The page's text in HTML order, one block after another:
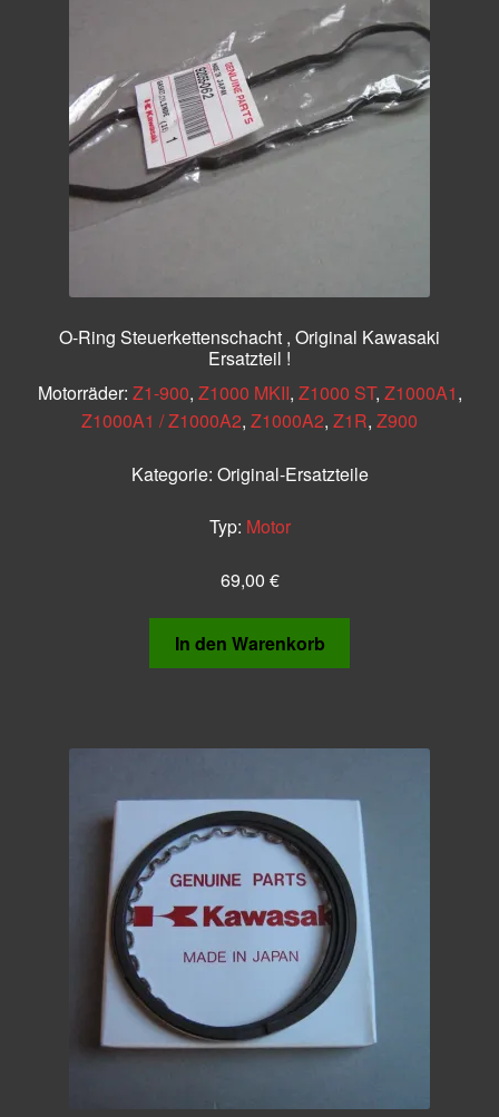
O-Ring Steuerkettenschacht , Original Kawasaki
Ersatzteil !
Motorräder: Z1-900, Z1000 MKII, Z1000 ST, Z1000A1,
Z1000A1 / Z1000A2, Z1000A2, Z1R, Z900
Kategorie: Original-Ersatzteile
Typ: Motor
69,00 €
In den Warenkorb